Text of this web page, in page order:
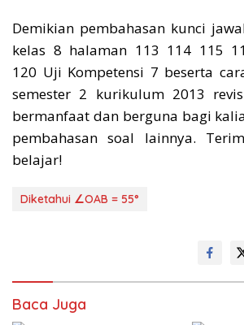
Demikian pembahasan kunci
kelas 8 halaman 113 114 115
120 Uji Kompetensi 7 beserta
semester 2 kurikulum 2013
bermanfaat dan berguna bagi
pembahasan soal lainnya.
belajar!
Diketahui ∠OAB = 55°
Baca Juga